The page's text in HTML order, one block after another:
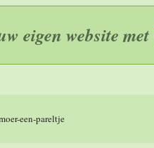
eigen website met
een-pareltje